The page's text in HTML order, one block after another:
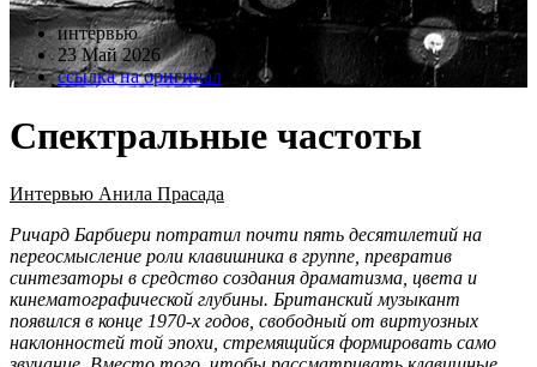
интервью
23 Май 2026
ссылка на оригинал
Спектральные частоты
Интервью Анила Прасада
Ричард Барбиери потратил почти пять десятилетий на
переосмысление роли клавишника в группе, превратив
синтезаторы в средство создания драматизма, цвета и
кинематографической глубины. Британский музыкант
появился в конце 1970-х годов, свободный от виртуозных
наклонностей той эпохи, стремящийся формировать само